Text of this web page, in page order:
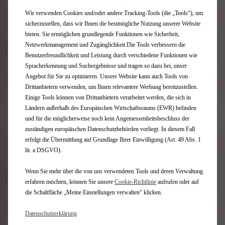
MIKRO-USB + USB C
Lieferungdatum:13/08
38,90€
Price
is
38,90
€
- +
Quantity
updated
to:
1
In den Warenkorb
Wir verwenden Cookies und/oder andere Tracking-Tools (die „Tools“), um
sicherzustellen, dass wir Ihnen die bestmögliche Nutzung unserer Website
bieten. Sie ermöglichen grundlegende Funktionen wie Sicherheit,
Netzwerkmanagement und Zugänglichkeit.Die Tools verbessern die
Benutzerfreundlichkeit und Leistung durch verschiedene Funktionen wie
Spracherkennung und Suchergebnisse und tragen so dazu bei, unser
Angebot für Sie zu optimieren. Unsere Website kann auch Tools von
Drittanbietern verwenden, um Ihnen relevantere Werbung bereitzustellen.
Einige Tools können von Drittanbietern verarbeitet werden, die sich in
Ländern außerhalb des Europäischen Wirtschaftsraums (EWR) befinden
und für die möglicherweise noch kein Angemessenheitsbeschluss der
zuständigen europäischen Datenschutzbehörden vorliegt. In diesem Fall
erfolgt die Übermittlung auf Grundlage Ihrer Einwilligung (Art. 49 Abs. 1
lit. a DSGVO).
Wenn Sie mehr über die von uns verwendeten Tools und deren Verwaltung
erfahren möchten, können Sie unsere Cookie‑Richtlinie aufrufen oder auf
die Schaltfläche „Meine Einstellungen verwalten“ klicken.
Datenschutzerklärung